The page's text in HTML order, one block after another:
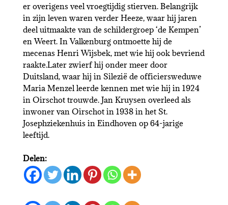
er overigens veel vroegtijdig stierven. Belangrijk
in zijn leven waren verder Heeze, waar hij jaren
deel uitmaakte van de schildergroep ‘de Kempen’
en Weert. In Valkenburg ontmoette hij de
mecenas Henri Wijsbek, met wie hij ook bevriend
raakte.Later zwierf hij onder meer door
Duitsland, waar hij in Silezië de officiersweduwe
Maria Menzel leerde kennen met wie hij in 1924
in Oirschot trouwde. Jan Kruysen overleed als
inwoner van Oirschot in 1938 in het St.
Josephziekenhuis in Eindhoven op 64-jarige
leeftijd.
Delen: